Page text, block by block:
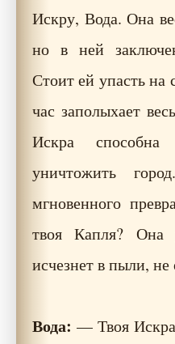
Искру, Вода. Она
но в ней
Стоит ей упасть
час заполыхает
Искра
уничтожить
мгновенного
твоя Капля?
исчезнет в пыли, не
Вода: — Твоя